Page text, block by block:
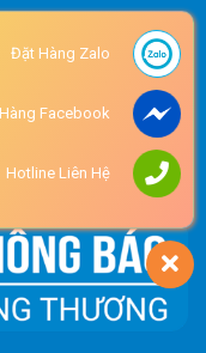
Đặt Hàng Zalo
Facebook
Hotline Liên Hệ